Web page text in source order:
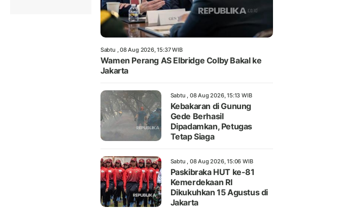
Sabtu , 08 Aug 2026, 15:37 WIB
Wamen Perang AS Elbridge Colby Bakal ke
Jakarta
Sabtu , 08 Aug 2026, 15:13 WIB
Kebakaran di Gunung
Gede Berhasil
Dipadamkan, Petugas
Tetap Siaga
Sabtu , 08 Aug 2026, 15:06 WIB
Paskibraka HUT ke-81
Kemerdekaan RI
Dikukuhkan 15 Agustus di
Jakarta